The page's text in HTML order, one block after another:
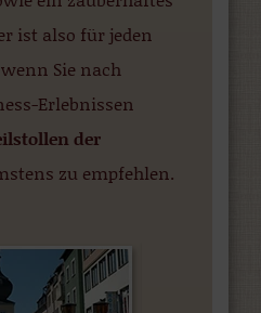
ist also für jeden
Sie nach
Erlebnissen
der
zu empfehlen.